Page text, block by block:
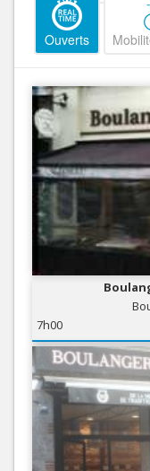
Ouverts
7h00